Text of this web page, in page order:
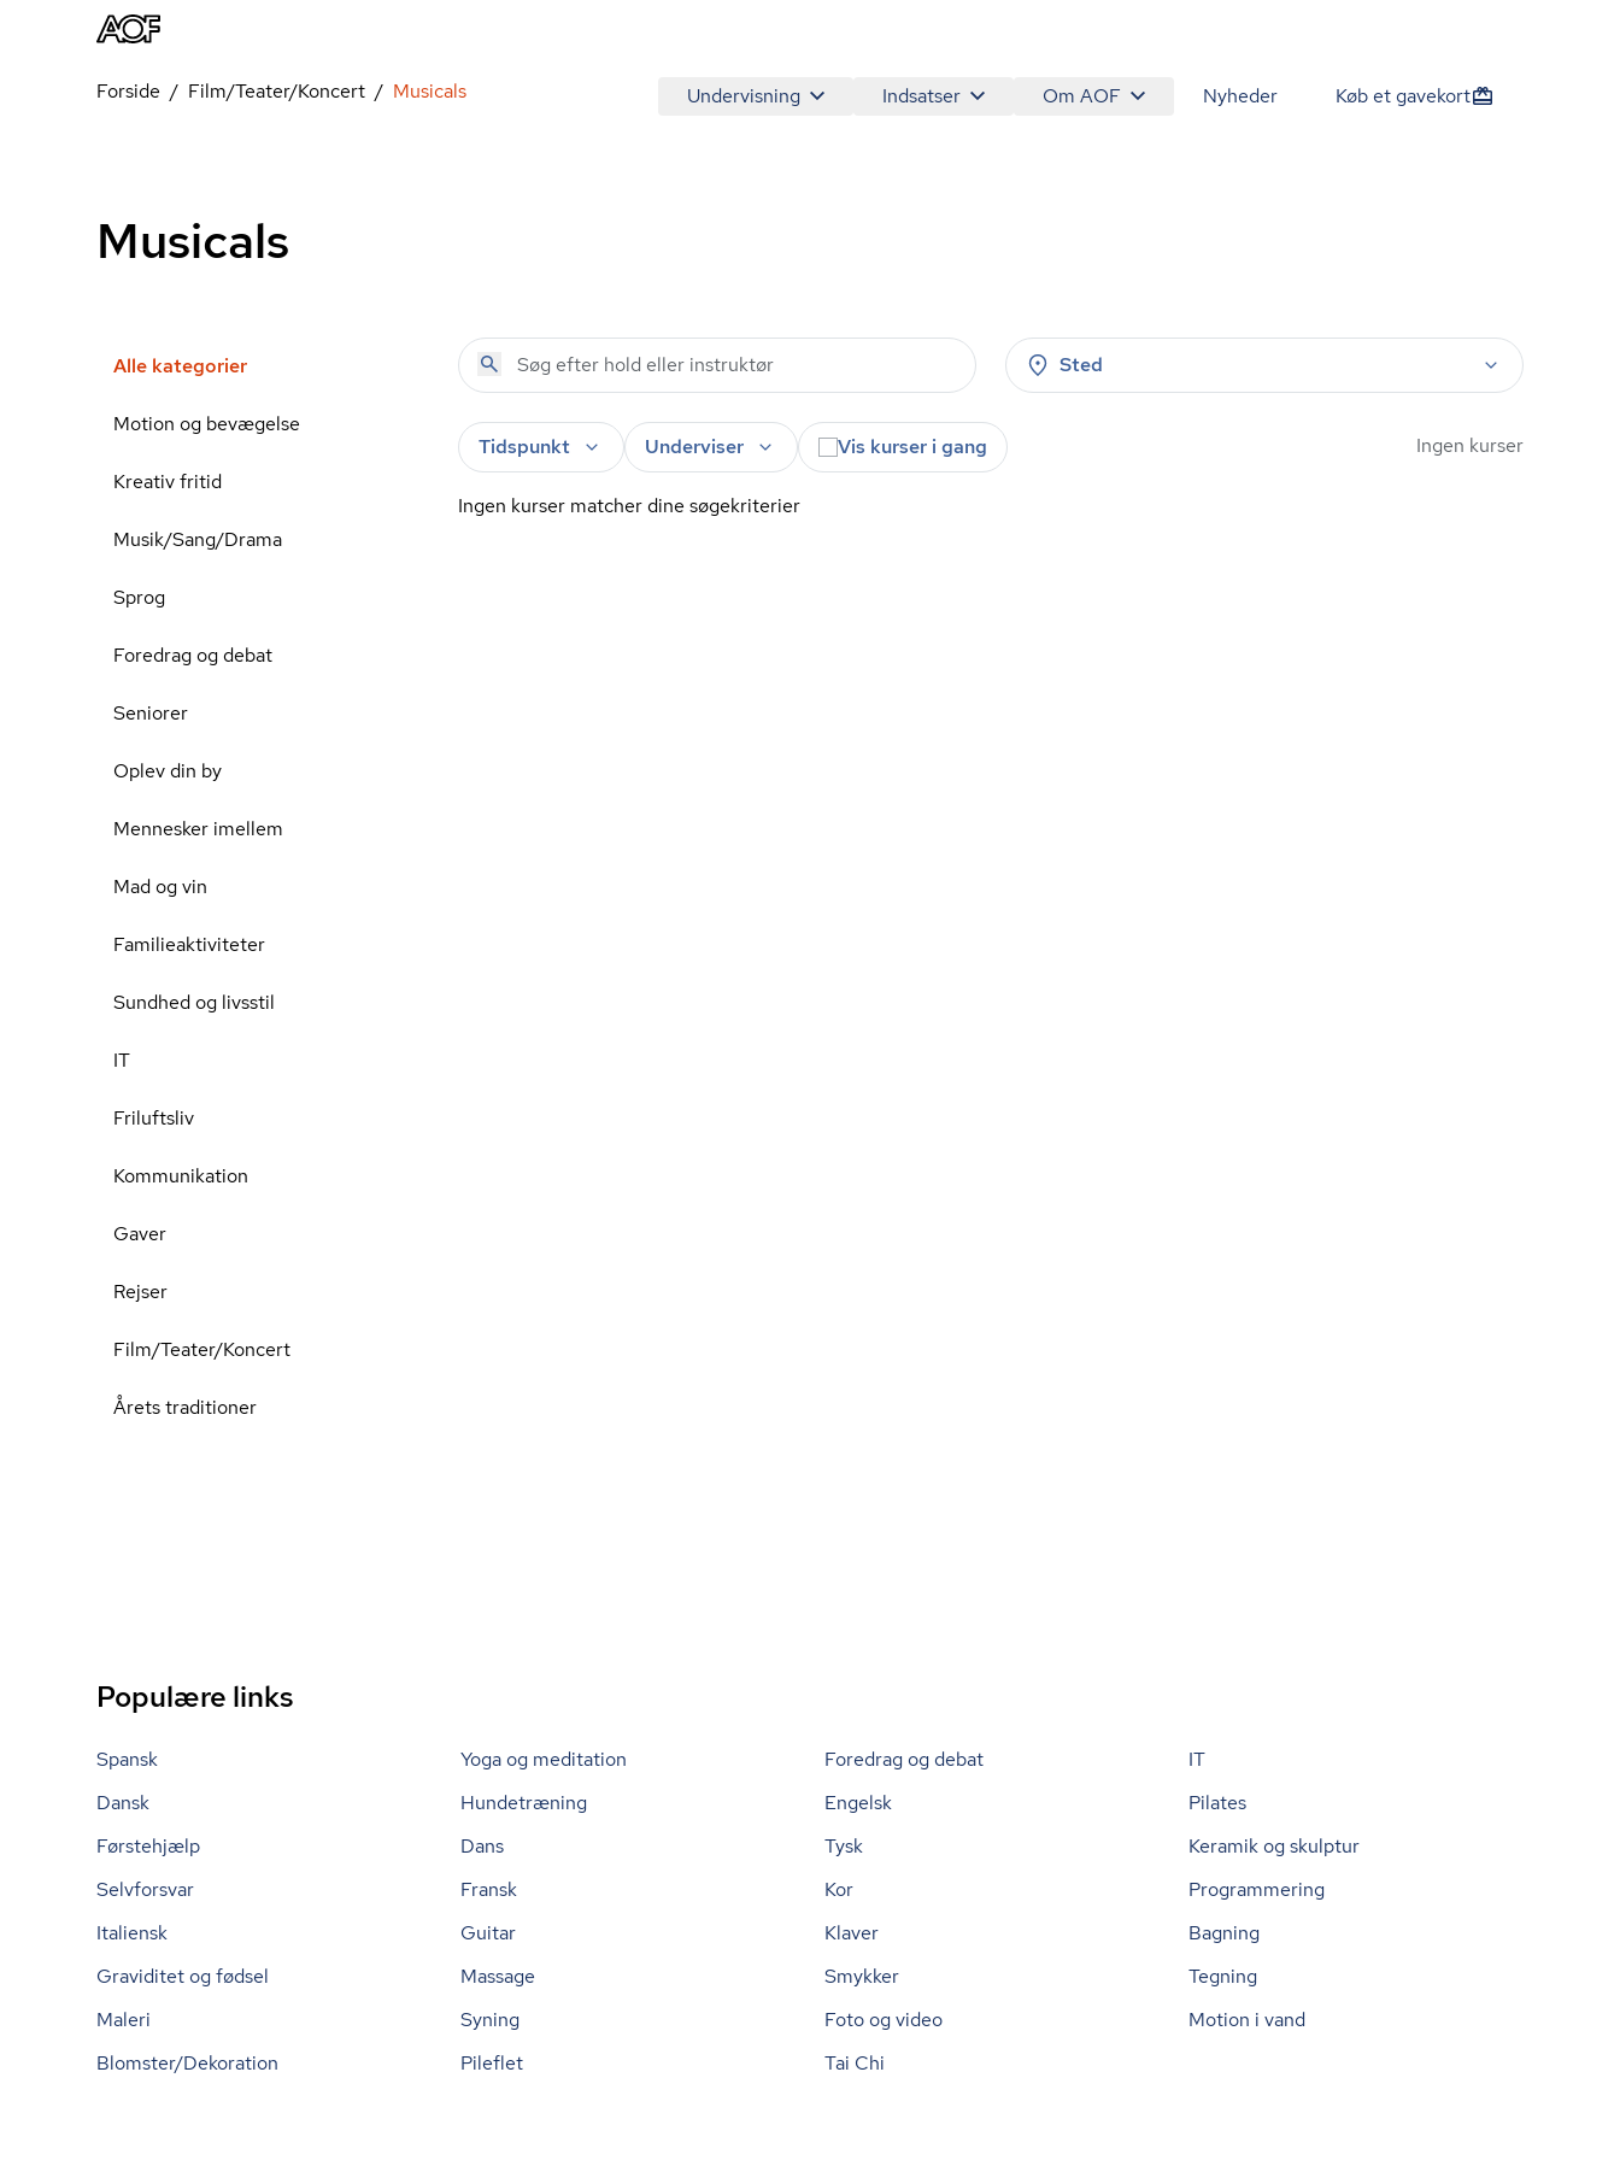
Undervisning Indsatser Om AOF Nyheder Køb et gavekort
Forside Film/Teater/Koncert Musicals
Musicals
Alle kategorier
Motion og bevægelse
Kreativ fritid
Musik/Sang/Drama
Sprog
Foredrag og debat
Seniorer
Oplev din by
Mennesker imellem
Mad og vin
Familieaktiviteter
Sundhed og livsstil
IT
Friluftsliv
Kommunikation
Gaver
Rejser
Film/Teater/Koncert
Årets traditioner
Sted
Tidspunkt Underviser Vis kurser i gang Ingen kurser
Ingen kurser matcher dine søgekriterier
Populære links
Spansk Yoga og meditation Foredrag og debat
IT
Dansk
Hundetræning Engelsk
Pilates
Førstehjælp
Dans Tysk
Keramik og skulptur
Selvforsvar
Fransk Kor
Programmering
Italiensk
Guitar Klaver
Bagning
Graviditet og fødsel
Massage Smykker
Tegning
Maleri
Syning Foto og video
Motion i vand
Blomster/Dekoration
Pileflet Tai Chi